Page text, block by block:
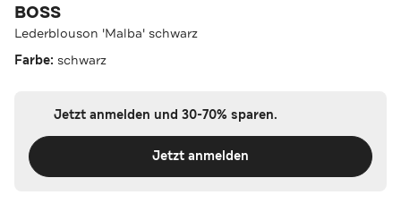
BOSS
Lederblouson 'Malba' schwarz
Farbe: schwarz
Jetzt anmelden und 30-70% sparen.
Jetzt anmelden